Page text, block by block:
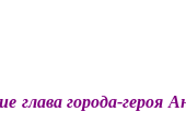
глава города-героя